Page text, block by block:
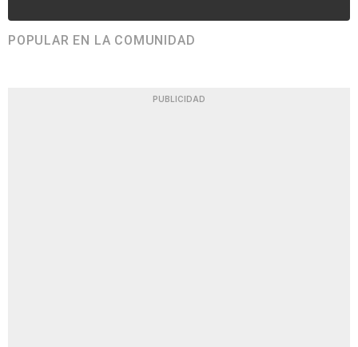
POPULAR EN LA COMUNIDAD
PUBLICIDAD